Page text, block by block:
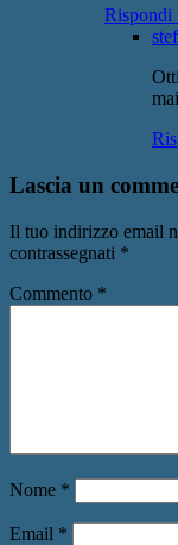
Rispondi
Lascia un
Il tuo indirizzo email
contrassegnati *
Commento *
Nome *
Email *